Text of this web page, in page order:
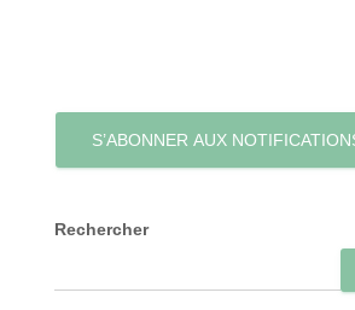
S’ABONNER AUX
Rechercher